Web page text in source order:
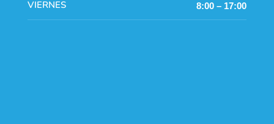
VIERNES 8:00 – 17:00